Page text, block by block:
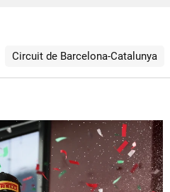
Circuit de Barcelona-Catalunya